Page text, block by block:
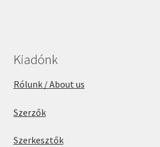
Kiadónk
Rólunk / About us
Szerzők
Szerkesztők